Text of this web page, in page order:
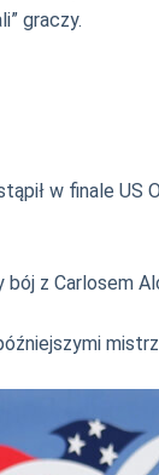
graczy.
w finale US
bój z Carlosem